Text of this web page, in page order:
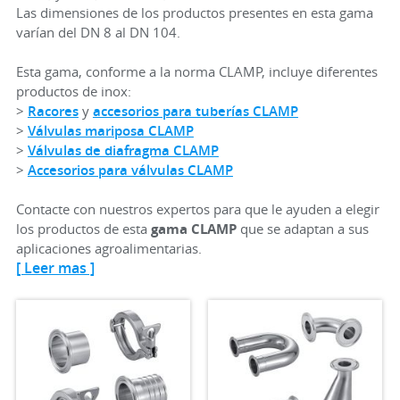
Las dimensiones de los productos presentes en esta gama
varían del DN 8 al DN 104.
Esta gama, conforme a la norma CLAMP, incluye diferentes
productos de inox:
> Racoresy accesorios para tuberías CLAMP
> Válvulas mariposa CLAMP
> Válvulas de diafragma CLAMP
> Accesorios para válvulas CLAMP
Contacte con nuestros expertos para que le ayuden a elegir
los productos de esta gama CLAMPque se adaptan a sus
aplicaciones agroalimentarias.
[ Leer mas ]